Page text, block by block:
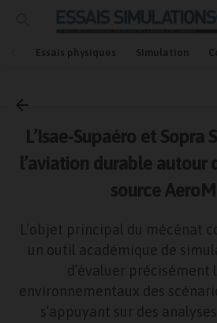
Essais physiques Simulation
Accueil
Aéronautique-spatial
L’Isae-Supaéro et Sopra
l’aviation durable
source
L’objet principal du mécénat
un outil académique de
d’évaluer précisément
environnementaux des
s’appuyant sur des